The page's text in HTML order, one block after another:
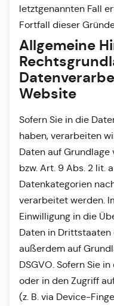
letztgenannten Fall
Fortfall dieser
Allgemeine
Website
Sofern Sie in die
haben, verarbeiten
Daten auf Grundlage
bzw. Art. 9 Abs. 2 lit.
Datenkategorien
verarbeitet werden.
Einwilligung in die
Daten in
außerdem auf
DSGVO. Sofern Sie
oder in den Zugriff
(z. B. via Device-